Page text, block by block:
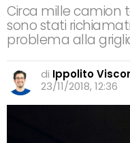
Circa mille camion
sono stati
problema alla
di Ippolito
23/11/2018, 12:36